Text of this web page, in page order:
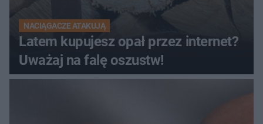
NACIĄGACZE ATAKUJĄ
Latem kupujesz opał przez internet?
Uważaj na falę oszustw!